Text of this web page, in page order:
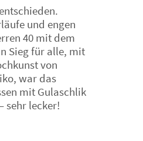
und engen
40 mit dem
Sieg für alle, mit
von
war das
mit Gulaschlik
sehr lecker!